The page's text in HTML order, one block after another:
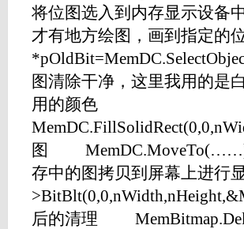
将位图选入到内存显示设
才有地方绘图，画到指定
图清除干净，这里我用的
用的颜色
图
存中的图拷贝到屏幕上进
后的清理